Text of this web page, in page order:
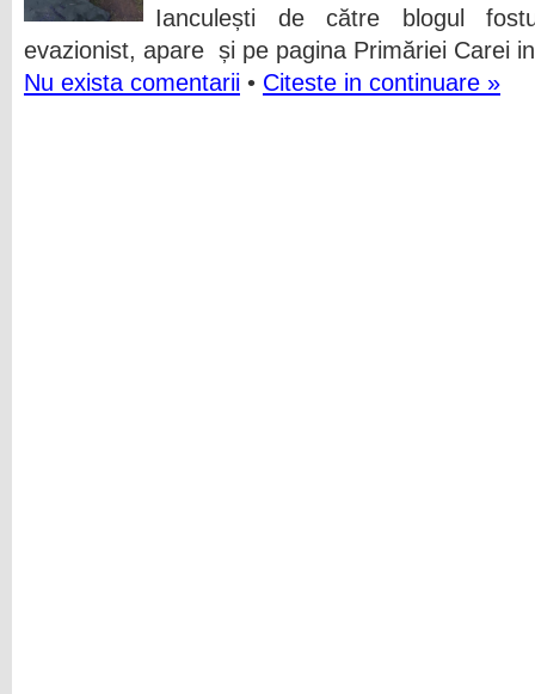
Ianculești de către blogul
evazionist, apare și pe pagina Primăriei Carei
Nu exista comentarii • Citeste in continuare »